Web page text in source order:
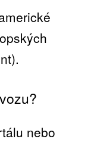
nebo